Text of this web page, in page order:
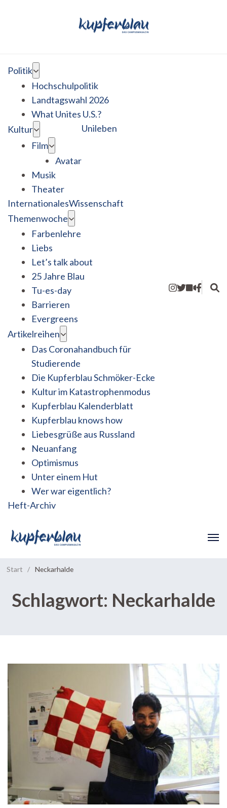
Politik
Hochschulpolitik
Landtagswahl 2026
What Unites U.S.?
Kultur
Film
Avatar
Musik
Theater
Unileben
InternationalesWissenschaft
Themenwoche
Farbenlehre
Liebs
Let’s talk about
25 Jahre Blau
Tu-es-day
Barrieren
Evergreens
Artikelreihen
Das Coronahandbuch für
Studierende
Die Kupferblau Schmöker-Ecke
Kultur im Katastrophenmodus
Kupferblau Kalenderblatt
Kupferblau knows how
Liebesgrüße aus Russland
Neuanfang
Optimismus
Unter einem Hut
Wer war eigentlich?
Heft-Archiv
Start / Neckarhalde
Schlagwort: Neckarhalde